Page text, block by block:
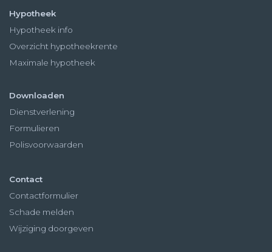
Hypotheek
Hypotheek info
Overzicht hypotheekrente
Maximale hypotheek
Downloaden
Dienstverlening
Formulieren
Polisvoorwaarden
Contact
Contactformulier
Schade melden
Wijziging doorgeven